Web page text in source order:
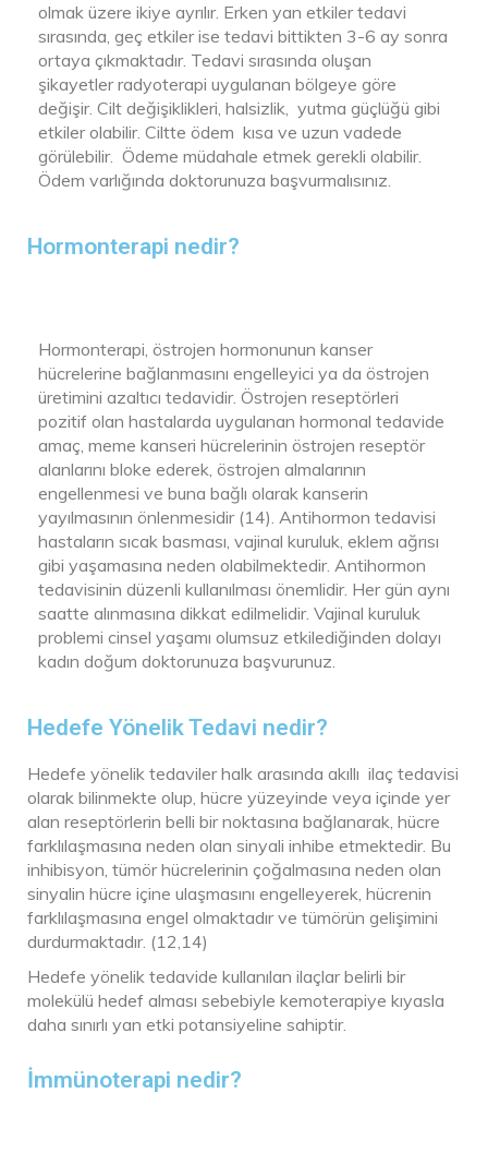
olmak üzere ikiye ayrılır. Erken yan etkiler tedavi
sırasında, geç etkiler ise tedavi bittikten 3-6 ay sonra
ortaya çıkmaktadır. Tedavi sırasında oluşan
şikayetler radyoterapi uygulanan bölgeye göre
değişir. Cilt değişiklikleri, halsizlik, yutma güçlüğü gibi
etkiler olabilir. Ciltte ödem kısa ve uzun vadede
görülebilir. Ödeme müdahale etmek gerekli olabilir.
Ödem varlığında doktorunuza başvurmalısınız.
Hormonterapi nedir?
Hormonterapi, östrojen hormonunun kanser
hücrelerine bağlanmasını engelleyici ya da östrojen
üretimini azaltıcı tedavidir. Östrojen reseptörleri
pozitif olan hastalarda uygulanan hormonal tedavide
amaç, meme kanseri hücrelerinin östrojen reseptör
alanlarını bloke ederek, östrojen almalarının
engellenmesi ve buna bağlı olarak kanserin
yayılmasının önlenmesidir (14). Antihormon tedavisi
hastaların sıcak basması, vajinal kuruluk, eklem ağrısı
gibi yaşamasına neden olabilmektedir. Antihormon
tedavisinin düzenli kullanılması önemlidir. Her gün aynı
saatte alınmasına dikkat edilmelidir. Vajinal kuruluk
problemi cinsel yaşamı olumsuz etkilediğinden dolayı
kadın doğum doktorunuza başvurunuz.
Hedefe Yönelik Tedavi nedir?
Hedefe yönelik tedaviler halk arasında akıllı ilaç tedavisi
olarak bilinmekte olup, hücre yüzeyinde veya içinde yer
alan reseptörlerin belli bir noktasına bağlanarak, hücre
farklılaşmasına neden olan sinyali inhibe etmektedir. Bu
inhibisyon, tümör hücrelerinin çoğalmasına neden olan
sinyalin hücre içine ulaşmasını engelleyerek, hücrenin
farklılaşmasına engel olmaktadır ve tümörün gelişimini
durdurmaktadır. (12,14)
Hedefe yönelik tedavide kullanılan ilaçlar belirli bir
molekülü hedef alması sebebiyle kemoterapiye kıyasla
daha sınırlı yan etki potansiyeline sahiptir.
İmmünoterapi nedir?